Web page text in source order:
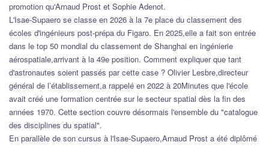
promotion qu'Arnaud Prost et Sophie Adenot.
L'Isae-Supaero se classe en 2026 à la 7e place du classement des
écoles d'ingénieurs post-prépa du Figaro. En 2025,elle a fait son entrée
dans le top 50 mondial du classement de Shanghai en ingénierie
aérospatiale,arrivant à la 49e position. Comment expliquer que tant
d'astronautes soient passés par cette case ? Olivier Lesbre,directeur
général de l’établissement,a rappelé en 2022 à 20Minutes que l'école
avait créé une formation centrée sur le secteur spatial dès la fin des
années 1970. Cette section couvre désormais l'ensemble du "catalogue
des disciplines du spatial".
En parallèle de son cursus à l'Isae-Supaero,Arnaud Prost a été diplômé